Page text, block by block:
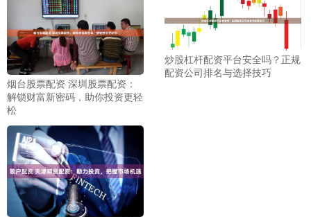
烟台股票配资 深圳股票配资：
解锁财富新密码，助你投资更轻
松
炒股杠杆配资平台安全吗？正规
配资公司排名与选择技巧